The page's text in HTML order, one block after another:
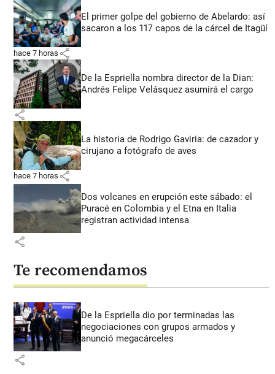
El primer golpe del gobierno de Abelardo: así
sacaron a los 117 capos de la cárcel de Itagüí
hace 7 horas share
De la Espriella nombra director de la Dian:
Andrés Felipe Velásquez asumirá el cargo
share
La historia de Rodrigo Gaviria: de cazador y
cirujano a fotógrafo de aves
hace 7 horas share
Dos volcanes en erupción este sábado: el
Puracé en Colombia y el Etna en Italia
registran actividad intensa
share
Te recomendamos
De la Espriella dio por terminadas las
negociaciones con grupos armados y
anunció megacárceles
share